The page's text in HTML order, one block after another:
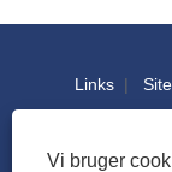
Links |
Copyright © 2022
Vi bruger